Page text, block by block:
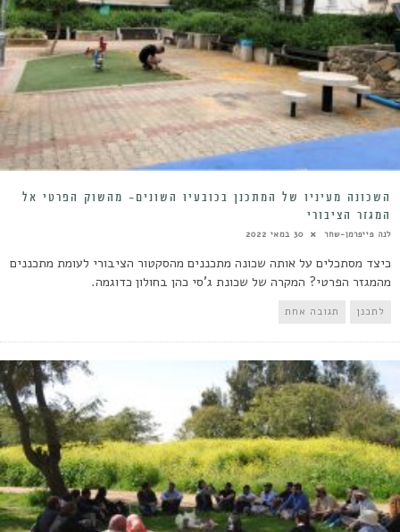
השכונה מעיניו של המתכנן בכובעיו השונים- מהשוק הפרטי אל
המגזר הציבורי
לנה פייפרמן-שחר 30 במאי 2022
כיצד מסתכלים על אותה שכונה מתכננים מהסקטור הציבורי לעומת מתכננים
מהמגזר הפרטי? המקרה של שכונת ג'סי כהן בחולון כדוגמה.
לתכנן תגובה אחת